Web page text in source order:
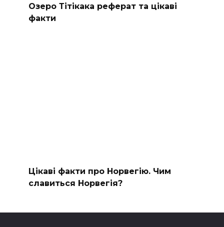
Озеро Тітікака реферат та цікаві
факти
Цікаві факти про Норвегію. Чим
славиться Норвегія?